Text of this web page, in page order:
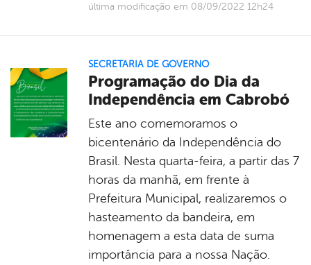
última modificação em 08/09/2022 12h24
SECRETARIA DE GOVERNO
Programação do Dia da
Independência em Cabrobó
Este ano comemoramos o
bicentenário da Independência do
Brasil. Nesta quarta-feira, a partir das 7
horas da manhã, em frente à
Prefeitura Municipal, realizaremos o
hasteamento da bandeira, em
homenagem a esta data de suma
importância para a nossa Nação.